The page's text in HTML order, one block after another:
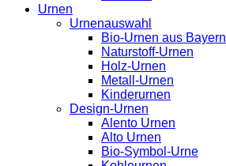
Urnen
Urnenauswahl
Bio-Urnen aus Bayern
Naturstoff-Urnen
Holz-Urnen
Metall-Urnen
Kinderurnen
Design-Urnen
Alento Urnen
Alto Urnen
Bio-Symbol-Urne